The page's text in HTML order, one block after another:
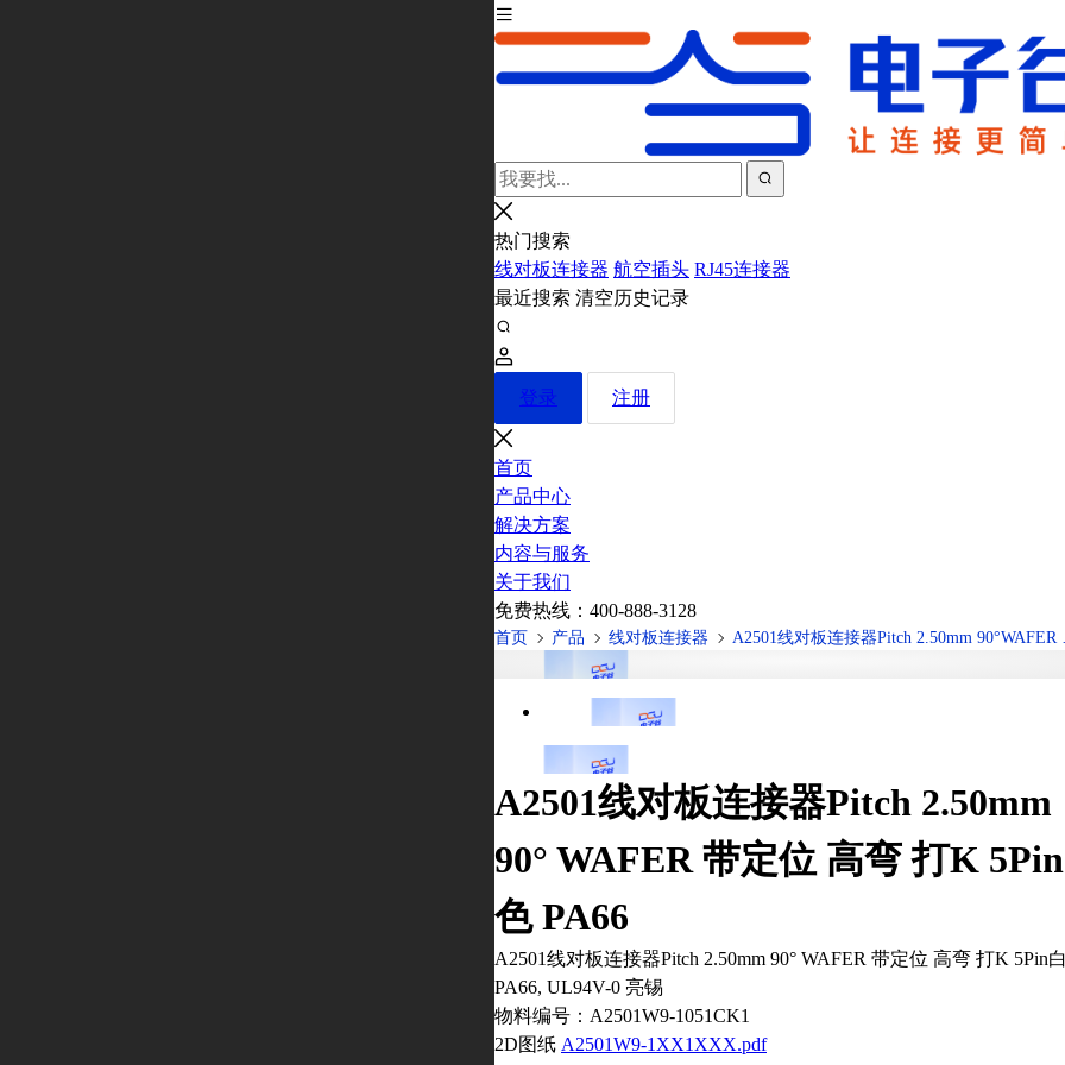
热门搜索
线对板连接器 航空插头 RJ45连接器
最近搜索 清空历史记录
登录 注册
首页
产品中心
解决方案
内容与服务
关于我们
免费热线： 400-888-3128
首页 产品 线对板连接器 A2501
A2501线对板连接器Pitch 2.50mm
90° WAFER 带定位 高弯 打K
色 PA66
A2501线对板连接器Pitch 2.50mm 90° WAFER 带定位 高弯 打K 5Pin
PA66, UL94V-0 亮锡
物料编号： A2501W9-1051CK1
2D图纸 A2501W9-1XX1XXX.pdf